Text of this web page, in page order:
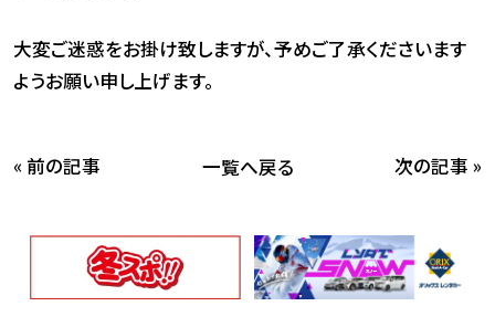
大変ご迷惑をお掛け致しますが、予めご了承くださいます
ようお願い申し上げます。
« 前の記事 次の記事 »
一覧へ戻る